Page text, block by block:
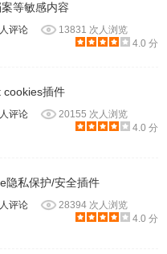
等敏感内容
评论
13831 次人浏览
4.0 分
cookies插件
评论
20155 次人浏览
4.0 分
隐私保护/安全插件
评论
28394 次人浏览
4.0 分